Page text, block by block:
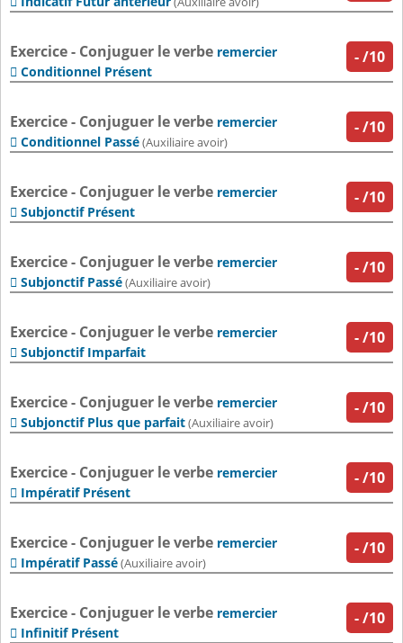
-/10
Exercice - Conjuguer le verbe remercier
 Conditionnel Présent
-/10
Exercice - Conjuguer le verbe remercier
 Conditionnel Passé(Auxiliaire avoir)
-/10
Exercice - Conjuguer le verbe remercier
 Subjonctif Présent
-/10
Exercice - Conjuguer le verbe remercier
 Subjonctif Passé(Auxiliaire avoir)
-/10
Exercice - Conjuguer le verbe remercier
 Subjonctif Imparfait
-/10
Exercice - Conjuguer le verbe remercier
 Subjonctif Plus que parfait(Auxiliaire avoir)
-/10
Exercice - Conjuguer le verbe remercier
 Impératif Présent
-/10
Exercice - Conjuguer le verbe remercier
 Impératif Passé(Auxiliaire avoir)
-/10
Exercice - Conjuguer le verbe remercier
 Infinitif Présent